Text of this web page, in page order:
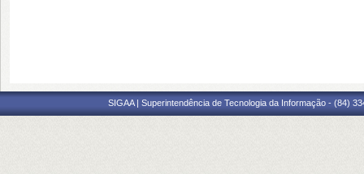
SIGAA | Superintendência de Tecnologia da Informação - (84)